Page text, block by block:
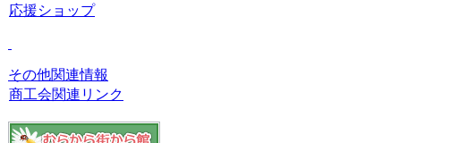
応援ショップ
その他関連情報
商工会関連リンク